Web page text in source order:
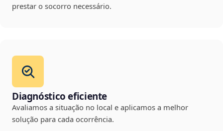
prestar o socorro necessário.
Diagnóstico eficiente
Avaliamos a situação no local e aplicamos a melhor
solução para cada ocorrência.